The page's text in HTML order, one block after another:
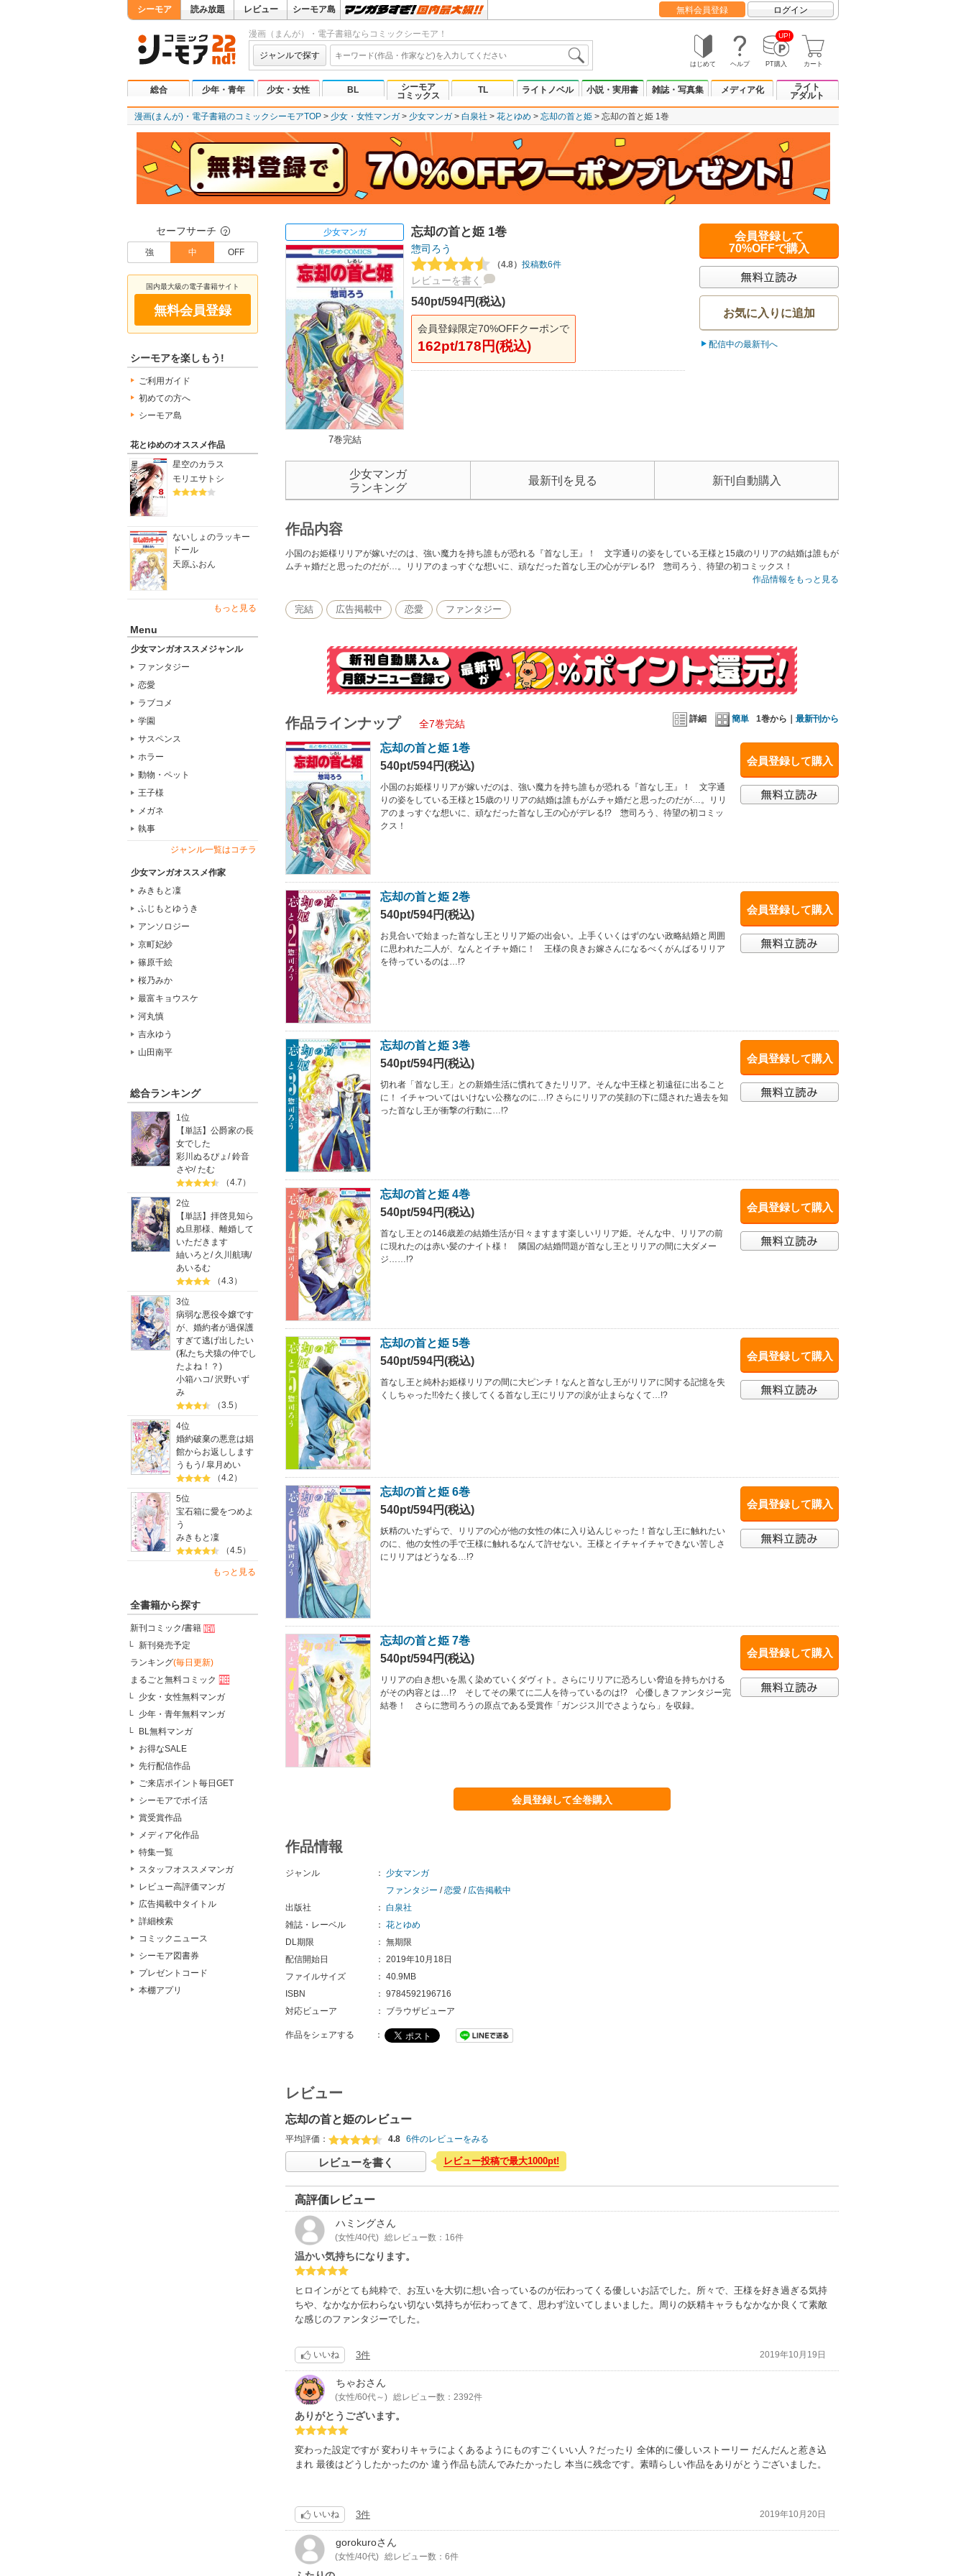
シーモア 読み放題 レビュー シーモア島 無料会員登録 ログイン
漫画（まんが）・電子書籍ならコミックシーモア！
ジャンルで探す
はじめて ヘルプ
UP!
PT購入 カート
総合 少年・青年 少女・女性 BL
シーモア
コミックス
TL ライトノベル 小説・実用書 雑誌・写真集 メディア化
ライト
アダルト
漫画(まんが)・電子書籍のコミックシーモアTOP 少女・女性マンガ 少女マンガ 白泉社 花とゆめ 忘却の首と姫 忘却の首と姫 1巻
セーフサーチ ？
強 中 OFF
国内最大級の電子書籍サイト
無料会員登録
シーモアを楽しもう!
ご利用ガイド
初めての方へ
シーモア島
花とゆめのオススメ作品
星空のカラス
モリエサトシ
ないしょのラッキー
ドール
天原ふおん
もっと見る
Menu
少女マンガオススメジャンル
ファンタジー
恋愛
ラブコメ
学園
サスペンス
ホラー
動物・ペット
王子様
メガネ
執事
ジャンル一覧はコチラ
少女マンガオススメ作家
みきもと凜
ふじもとゆうき
アンソロジー
京町妃紗
篠原千絵
桜乃みか
最富キョウスケ
河丸慎
吉永ゆう
山田南平
総合ランキング
1位
【単話】公爵家の長
女でした
彩川ぬるぴょ /鈴音
さや/たむ
（4.7）
2位
【単話】拝啓見知ら
ぬ旦那様、離婚して
いただきます
紬いろと / 久川航璃/
あいるむ
（4.3）
3位
病弱な悪役令嬢です
が、婚約者が過保護
すぎて逃げ出したい
(私たち犬猿の仲でし
たよね！？)
小箱ハコ/沢野いず
み
（3.5）
4位
婚約破棄の悪意は娼
館からお返しします
うもう /皐月めい
（4.2）
5位
宝石箱に愛をつめよ
う
みきもと凜
（4.5）
もっと見る
全書籍から探す
新刊コミック/書籍
新刊発売予定
ランキング(毎日更新)
まるごと無料コミック
少女・女性無料マンガ
少年・青年無料マンガ
BL無料マンガ
お得なSALE
先行配信作品
ご来店ポイント毎日GET
シーモアでポイ活
賞受賞作品
メディア化作品
特集一覧
スタッフオススメマンガ
レビュー高評価マンガ
広告掲載中タイトル
詳細検索
コミックニュース
シーモア図書券
プレゼントコード
本棚アプリ
少女マンガ
7巻完結
忘却の首と姫 1巻
惣司ろう
（4.8） 投稿数6件
レビューを書く
540pt/594円(税込)
会員登録限定70%OFFクーポンで
162pt/178円(税込)
会員登録して
70%OFFで購入
お気に入りに追加
配信中の最新刊へ
少女マンガ
ランキング
最新刊を見る 新刊自動購入
作品内容
小国のお姫様リリアが嫁いだのは、強い魔力を持ち誰もが恐れる『首なし王』！ 文字通りの姿をしている王様と15歳のリリアの結婚は誰もが
ムチャ婚だと思ったのだが…。リリアのまっすぐな想いに、頑なだった首なし王の心がデレる!? 惣司ろう、待望の初コミックス！
作品情報をもっと見る
完結 広告掲載中 恋愛 ファンタジー
詳細 簡単 1巻から｜ 最新刊から
作品ラインナップ 全7巻完結
会員登録して購入
忘却の首と姫 1巻
540pt/594円(税込)
小国のお姫様リリアが嫁いだのは、強い魔力を持ち誰もが恐れる『首なし王』！ 文字通
りの姿をしている王様と15歳のリリアの結婚は誰もがムチャ婚だと思ったのだが…。リリ
アのまっすぐな想いに、頑なだった首なし王の心がデレる!? 惣司ろう、待望の初コミッ
クス！
会員登録して購入
忘却の首と姫 2巻
540pt/594円(税込)
お見合いで始まった首なし王とリリア姫の出会い。上手くいくはずのない政略結婚と周囲
に思われた二人が、なんとイチャ婚に！ 王様の良きお嫁さんになるべくがんばるリリア
を待っているのは…!?
会員登録して購入
忘却の首と姫 3巻
540pt/594円(税込)
切れ者「首なし王」との新婚生活に慣れてきたリリア。そんな中王様と初遠征に出ること
に！ イチャついてはいけない公務なのに…!? さらにリリアの笑顔の下に隠された過去を知
った首なし王が衝撃の行動に…!?
会員登録して購入
忘却の首と姫 4巻
540pt/594円(税込)
首なし王との146歳差の結婚生活が日々ますます楽しいリリア姫。そんな中、リリアの前
に現れたのは赤い髪のナイト様！ 隣国の結婚問題が首なし王とリリアの間に大ダメー
ジ……!?
会員登録して購入
忘却の首と姫 5巻
540pt/594円(税込)
首なし王と純朴お姫様リリアの間に大ピンチ！なんと首なし王がリリアに関する記憶を失
くしちゃった!!冷たく接してくる首なし王にリリアの涙が止まらなくて…!?
会員登録して購入
忘却の首と姫 6巻
540pt/594円(税込)
妖精のいたずらで、リリアの心が他の女性の体に入り込んじゃった！首なし王に触れたい
のに、他の女性の手で王様に触れるなんて許せない。王様とイチャイチャできない苦しさ
にリリアはどうなる…!?
会員登録して購入
忘却の首と姫 7巻
540pt/594円(税込)
リリアの白き想いを黒く染めていくダヴィト。さらにリリアに恐ろしい脅迫を持ちかける
がその内容とは…!? そしてその果てに二人を待っているのは!? 心優しきファンタジー完
結巻！ さらに惣司ろうの原点である受賞作「ガンジス川でさようなら」を収録。
会員登録して全巻購入
作品情報
ジャンル ：
少女マンガ
ファンタジー /恋愛 / 広告掲載中
出版社
： 白泉社
雑誌・レーベル
： 花とゆめ
DL期限
： 無期限
配信開始日
： 2019年10月18日
ファイルサイズ
： 40.9MB
ISBN
： 9784592196716
対応ビューア
： ブラウザビューア
作品をシェアする ：
レビュー
忘却の首と姫のレビュー
平均評価： 4.8 6件のレビューをみる
レビューを書く レビュー投稿で最大1000pt!
高評価レビュー
ハミングさん
(女性/40代) 総レビュー数：16件
温かい気持ちになります。
ヒロインがとても純粋で、お互いを大切に想い合っているのが伝わってくる優しいお話でした。所々で、王様を好き過ぎる気持
ちや、なかなか伝わらない切ない気持ちが伝わってきて、思わず泣いてしまいました。周りの妖精キャラもなかなか良くて素敵
な感じのファンタジーでした。
いいね 3件 2019年10月19日
ちゃおさん
(女性/60代～) 総レビュー数：2392件
ありがとうございます。
変わった設定ですが 変わりキャラによくあるようにものすごくいい人？だったり 全体的に優しいストーリー だんだんと惹き込
まれ 最後はどうしたかったのか 違う作品も読んでみたかったし 本当に残念です。素晴らしい作品をありがとうございました。
いいね 3件 2019年10月20日
gorokuroさん
(女性/40代) 総レビュー数：6件